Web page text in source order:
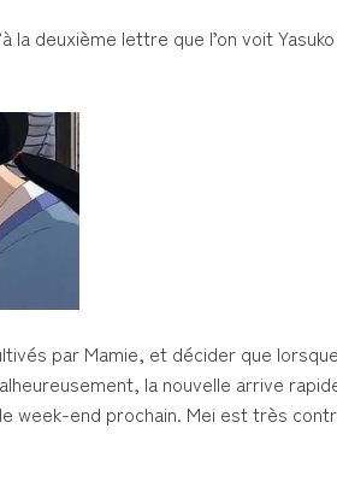
deuxième lettre que l’on voit
par Mamie, et décider que
la nouvelle arrive
week-end prochain. Mei est très